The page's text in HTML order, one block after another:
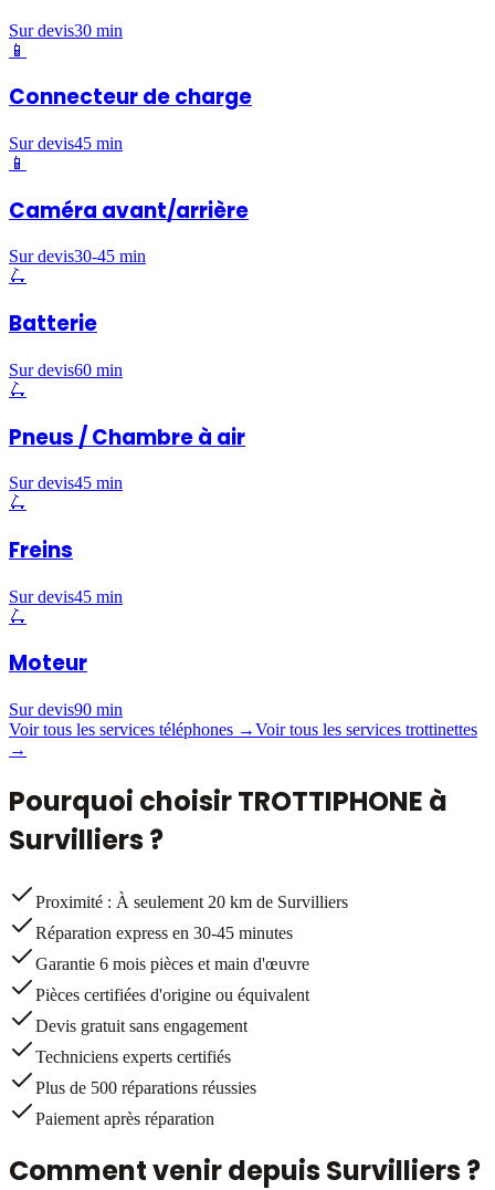
Sur devis30 min
📱
Connecteur de charge
Sur devis45 min
📱
Caméra avant/arrière
Sur devis30-45 min
🛴
Batterie
Sur devis60 min
🛴
Pneus / Chambre à air
Sur devis45 min
🛴
Freins
Sur devis45 min
🛴
Moteur
Sur devis90 min
Voir tous les services téléphones →Voir tous les services trottinettes
→
Pourquoi choisir TROTTIPHONE à
Survilliers?
Proximité : À seulement 20 km de Survilliers
Réparation express en 30-45 minutes
Garantie 6 mois pièces et main d'œuvre
Pièces certifiées d'origine ou équivalent
Devis gratuit sans engagement
Techniciens experts certifiés
Plus de 500 réparations réussies
Paiement après réparation
Comment venir depuisSurvilliers?